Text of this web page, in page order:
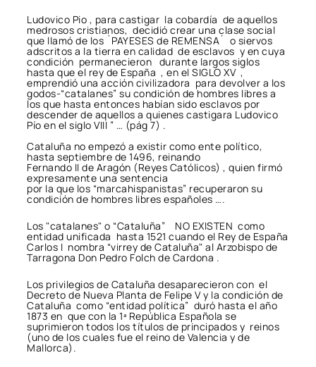
Ludovico Pio , para castigar la cobardía de aquellos
medrosos cristianos, decidió crear una clase social
que llamó de los `PAYESES de REMENSA´ o siervos
adscritos a la tierra en calidad de esclavos y en cuya
condición permanecieron durante largos siglos
hasta que el rey de España , en el SIGLO XV ,
emprendió una acción civilizadora para devolver a los
godos-“catalanes” su condición de hombres libres a
los que hasta entonces habían sido esclavos por
descender de aquellos a quienes castigara Ludovico
Pío en el siglo VIII ” … (pág 7) .
Cataluña no empezó a existir como ente político,
hasta septiembre de 1496, reinando
Fernando II de Aragón (Reyes Católicos) , quien firmó
expresamente una sentencia
por la que los “marcahispanistas” recuperaron su
condición de hombres libres españoles ….
Los "catalanes" o “Cataluña” NO EXISTEN como
entidad unificada hasta 1521 cuando el Rey de España
Carlos I nombra “virrey de Cataluña" al Arzobispo de
Tarragona Don Pedro Folch de Cardona .
Los privilegios de Cataluña desaparecieron con el
Decreto de Nueva Planta de Felipe V y la condición de
Cataluña como “entidad política” duró hasta el año
1873 en que con la 1ª República Española se
suprimieron todos los títulos de principados y reinos
(uno de los cuales fue el reino de Valencia y de
Mallorca).